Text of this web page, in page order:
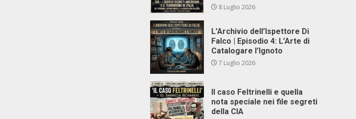
8 Luglio 2026
L’Archivio dell’Ispettore Di
Falco | Episodio 4: L’Arte di
Catalogare l’Ignoto
7 Luglio 2026
Il caso Feltrinelli e quella
nota speciale nei file segreti
della CIA